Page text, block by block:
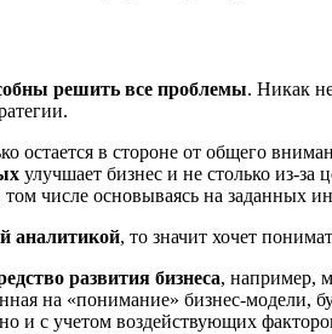
решить все проблемы. Никак
остается в стороне от общего
улучшает бизнес и не столько из-
числе основываясь на заданных
аналитикой, то значит хочет
развития бизнеса, например,
на «понимание» бизнес-
и с учетом воздействующих